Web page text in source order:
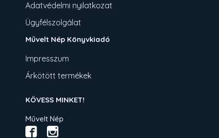
Adatvédelmi nyilatkozat
Ügyfélszolgálat
Művelt Nép Könyvkiadó
Impresszum
Árkötött termékek
KÖVESS MINKET!
Művelt Nép